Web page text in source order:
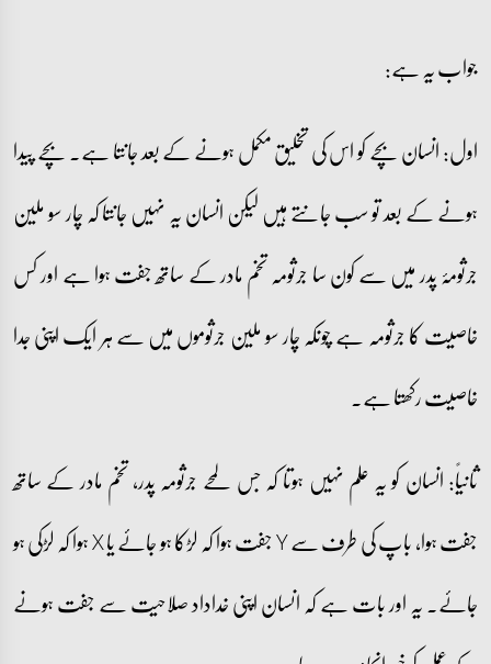
جواب یہ ہے:
اول: انسان بچے کو اس کی تخلیق مکمل ہونے کے بعد جانتا ہے۔ بچے پیدا
ہونے کے بعد تو سب جانتے ہیں لیکن انسان یہ نہیں جانتا کہ چار سو ملین
جرثومۂ پدر میں سے کون سا جرثومہ تخم مادر کے ساتھ جفت ہوا ہے اور کس
خاصیت کا جرثومہ ہے چونکہ چار سو ملین جرثوموں میں سے ہر ایک اپنی جدا
خاصیت رکھتا ہے۔
ثانیاً: انسان کو یہ علم نہیں ہوتا کہ جس لمحے جرثومہ پدر، تخم مادر کے ساتھ
جفت ہوا، باپ کی طرف سے Y جفت ہوا کہ لڑکا ہو جائے یا X ہوا کہ لڑکی ہو
جائے۔ یہ اور بات ہے کہ انسان اپنی خداداد صلاحیت سے جفت ہونے